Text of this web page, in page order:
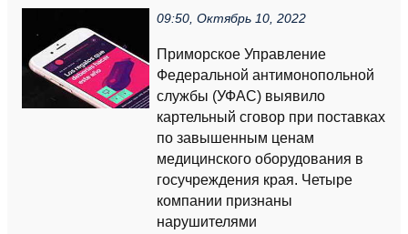
09:50, Октябрь 10, 2022
Приморское Управление
Федеральной антимонопольной
службы (УФАС) выявило
картельный сговор при поставках
по завышенным ценам
медицинского оборудования в
госучреждения края. Четыре
компании признаны
нарушителями